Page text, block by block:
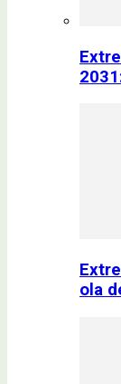
ola